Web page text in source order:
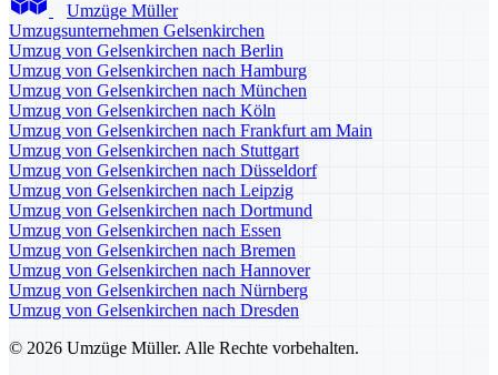
Umzüge Müller
Umzugsunternehmen Gelsenkirchen
Umzug von Gelsenkirchen nach Berlin
Umzug von Gelsenkirchen nach Hamburg
Umzug von Gelsenkirchen nach München
Umzug von Gelsenkirchen nach Köln
Umzug von Gelsenkirchen nach Frankfurt am Main
Umzug von Gelsenkirchen nach Stuttgart
Umzug von Gelsenkirchen nach Düsseldorf
Umzug von Gelsenkirchen nach Leipzig
Umzug von Gelsenkirchen nach Dortmund
Umzug von Gelsenkirchen nach Essen
Umzug von Gelsenkirchen nach Bremen
Umzug von Gelsenkirchen nach Hannover
Umzug von Gelsenkirchen nach Nürnberg
Umzug von Gelsenkirchen nach Dresden
© 2026 Umzüge Müller. Alle Rechte vorbehalten.